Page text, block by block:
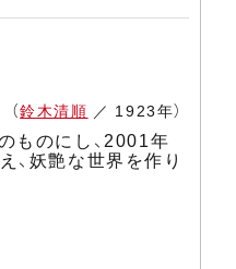
（鈴木清順 ／ 1923年）
ものにし、2001年
、妖艶な世界を作り